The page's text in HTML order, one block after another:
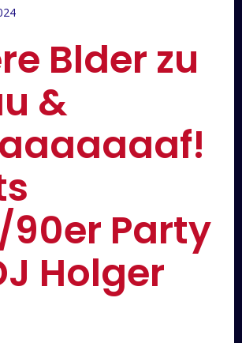
Blder zu
&
Party
Holger